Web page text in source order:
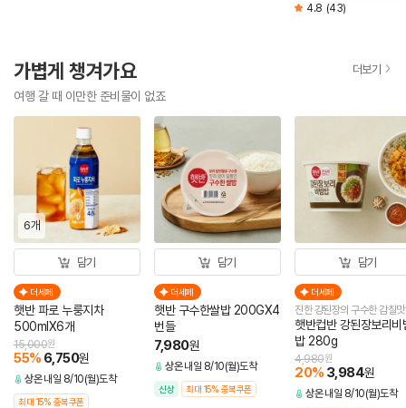
4.8 (43)
가볍게 챙겨가요
여행 갈 때 이만한 준비물이 없죠
더보기
6개
담기
더세페
햇반 파로 누룽지차
500mlX6개
55% 6,750원
15,000원
상온 내일 8/10(월)도착
최대 15% 중복쿠폰
담기
더세페
햇반 구수한쌀밥 200GX4
번들
7,980원
상온 내일 8/10(월)도착
신상 최대 15% 중복쿠폰
담기
더세페
진한 강된장의 구수한 감칠맛!
햇반컵반 강된장보리비
밥 280g
20% 3,984원
4,980원
상온 내일 8/10(월)도착